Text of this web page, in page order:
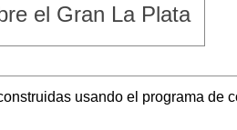
el Gran La Plata
usando el programa de